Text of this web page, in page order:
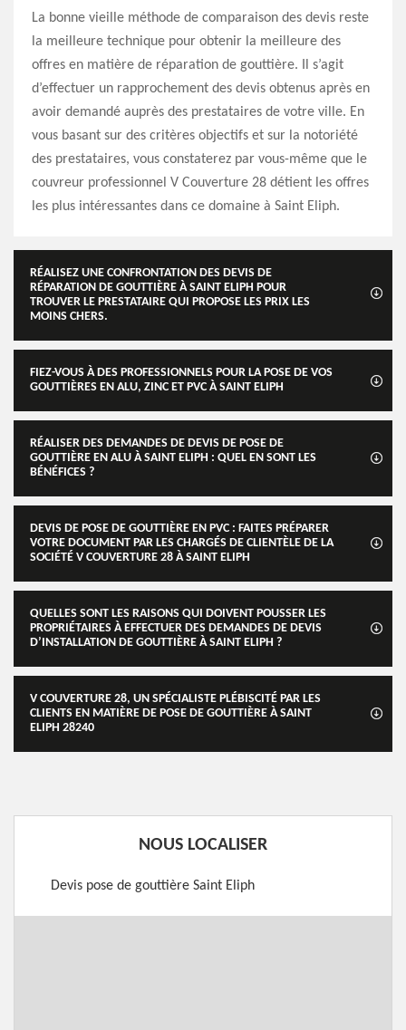
La bonne vieille méthode de comparaison des devis reste
la meilleure technique pour obtenir la meilleure des
offres en matière de réparation de gouttière. Il s’agit
d’effectuer un rapprochement des devis obtenus après en
avoir demandé auprès des prestataires de votre ville. En
vous basant sur des critères objectifs et sur la notoriété
des prestataires, vous constaterez par vous-même que le
couvreur professionnel V Couverture 28 détient les offres
les plus intéressantes dans ce domaine à Saint Eliph.
RÉALISEZ UNE CONFRONTATION DES DEVIS DE
RÉPARATION DE GOUTTIÈRE À SAINT ELIPH POUR
TROUVER LE PRESTATAIRE QUI PROPOSE LES PRIX LES
MOINS CHERS.
FIEZ-VOUS À DES PROFESSIONNELS POUR LA POSE DE VOS
GOUTTIÈRES EN ALU, ZINC ET PVC À SAINT ELIPH
RÉALISER DES DEMANDES DE DEVIS DE POSE DE
GOUTTIÈRE EN ALU À SAINT ELIPH : QUEL EN SONT LES
BÉNÉFICES ?
DEVIS DE POSE DE GOUTTIÈRE EN PVC : FAITES PRÉPARER
VOTRE DOCUMENT PAR LES CHARGÉS DE CLIENTÈLE DE LA
SOCIÉTÉ V COUVERTURE 28 À SAINT ELIPH
QUELLES SONT LES RAISONS QUI DOIVENT POUSSER LES
PROPRIÉTAIRES À EFFECTUER DES DEMANDES DE DEVIS
D’INSTALLATION DE GOUTTIÈRE À SAINT ELIPH ?
V COUVERTURE 28, UN SPÉCIALISTE PLÉBISCITÉ PAR LES
CLIENTS EN MATIÈRE DE POSE DE GOUTTIÈRE À SAINT
ELIPH 28240
NOUS LOCALISER
Devis pose de gouttière Saint Eliph